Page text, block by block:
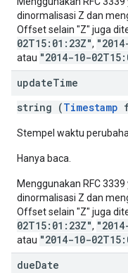
dinormalisasi Z dan
Offset selain "Z" juga
02T15:01:23Z",
atau "2014-10-
updateTime
string (Timestamp
Stempel waktu
Hanya baca.
Menggunakan RFC
dinormalisasi Z dan
Offset selain "Z" juga
02T15:01:23Z",
atau "2014-10-
dueDate